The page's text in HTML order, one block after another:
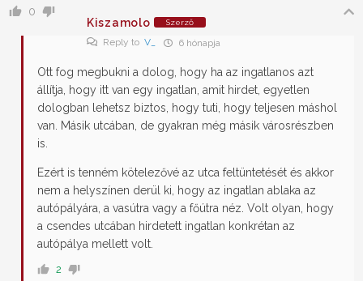
0
Kiszamolo
Szerző
Reply to V_ 6 hónapja
Ott fog megbukni a dolog, hogy ha az ingatlanos azt
állítja, hogy itt van egy ingatlan, amit hirdet, egyetlen
dologban lehetsz biztos, hogy tuti, hogy teljesen máshol
van. Másik utcában, de gyakran még másik városrészben
is.
Ezért is tenném kötelezővé az utca feltüntetését és akkor
nem a helyszínen derül ki, hogy az ingatlan ablaka az
autópályára, a vasútra vagy a főútra néz. Volt olyan, hogy
a csendes utcában hirdetett ingatlan konkrétan az
autópálya mellett volt.
2